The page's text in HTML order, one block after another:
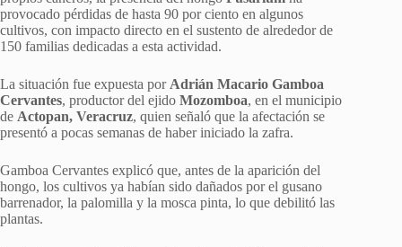
provocado pérdidas de hasta 90 por ciento en algunos
cultivos, con impacto directo en el sustento de alrededor de
150 familias dedicadas a esta actividad.
La situación fue expuesta por Adrián Macario Gamboa
Cervantes, productor del ejido Mozomboa, en el municipio
de Actopan, Veracruz, quien señaló que la afectación se
presentó a pocas semanas de haber iniciado la zafra.
Gamboa Cervantes explicó que, antes de la aparición del
hongo, los cultivos ya habían sido dañados por el gusano
barrenador, la palomilla y la mosca pinta, lo que debilitó las
plantas.